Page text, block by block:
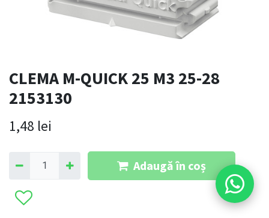
CLEMA M-QUICK 25 M3 25-28
2153130
1,48 lei
Adaugă în coș